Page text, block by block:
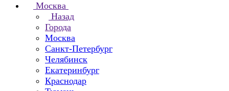
Москва
Назад
Города
Москва
Санкт-Петербург
Челябинск
Екатеринбург
Краснодар